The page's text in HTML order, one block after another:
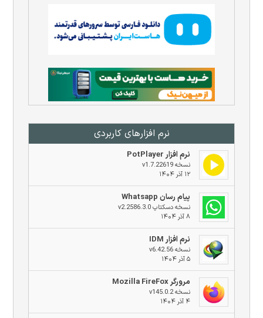
نرم افزار‌های کاربردی
نرم افزار PotPlayer
نسخه v1.7.22619
۱۲ آذر ۱۴۰۴
پیام رسان Whatsapp
نسخه دسکتاپ v2.2586.3.0
۸ آذر ۱۴۰۴
نرم افزار IDM
نسخه v6.42.56
۵ آذر ۱۴۰۴
مرورگر Mozilla FireFox
نسخه v145.0.2
۴ آذر ۱۴۰۴